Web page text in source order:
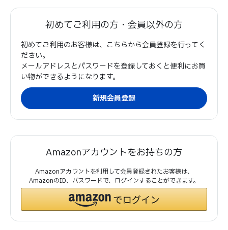
初めてご利用の方・会員以外の方
初めてご利用のお客様は、こちらから会員登録を行ってく
ださい。
メールアドレスとパスワードを登録しておくと便利にお買
い物ができるようになります。
Amazonアカウントをお持ちの方
Amazonアカウントを利用して会員登録されたお客様は、
AmazonのID、パスワードで、ログインすることができます。